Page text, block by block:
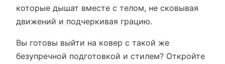
которые дышат вместе с телом, не сковывая
движений и подчеркивая грацию.
Вы готовы выйти на ковер с такой же
безупречной подготовкой и стилем? Откройте